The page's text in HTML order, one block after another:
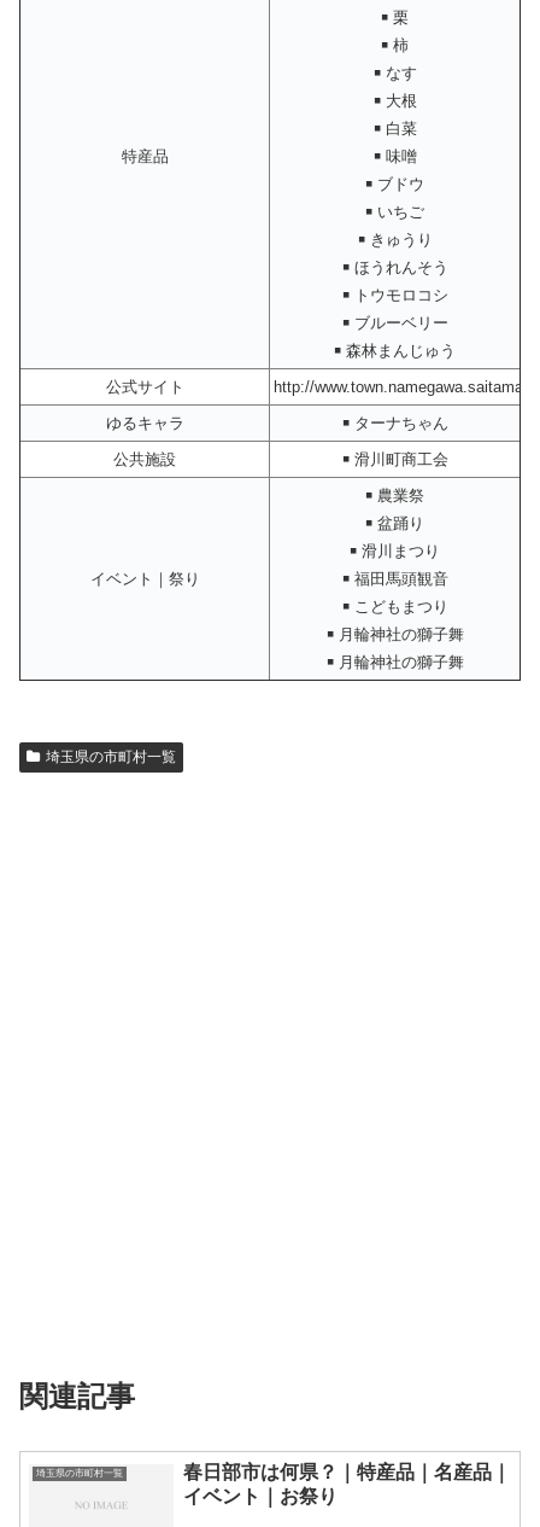
特産品
￭ 栗
￭ 柿
￭ なす
￭ 大根
￭ 白菜
￭ 味噌
￭ ブドウ
￭ いちご
￭ きゅうり
￭ ほうれんそう
￭ トウモロコシ
￭ ブルーベリー
￭ 森林まんじゅう
公式サイト
http://
ゆるキャラ
￭ ターナちゃん
公共施設
￭ 滑川町商工会
イベント｜祭り
￭ 農業祭
￭ 盆踊り
￭ 滑川まつり
￭ 福田馬頭観音
￭ こどもまつり
￭ 月輪神社の獅子舞
￭ 月輪神社の獅子舞
埼玉県の市町村一覧
関連記事
埼玉県の市町村一覧
春日部市は何県？｜特産品｜名産品｜
イベント｜お祭り